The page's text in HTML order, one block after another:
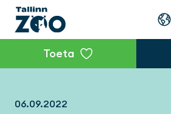
Toeta
06.09.2022